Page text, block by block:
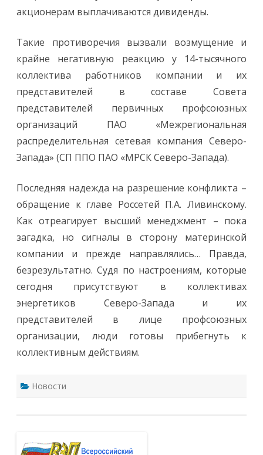
акционерам выплачиваются дивиденды.
Такие противоречия вызвали возмущение и
крайне негативную реакцию у 14-тысячного
коллектива работников компании и их
представителей в составе Совета
представителей первичных профсоюзных
организаций ПАО «Межрегиональная
распределительная сетевая компания Северо-
Запада» (СП ППО ПАО «МРСК Северо-Запада).
Последняя надежда на разрешение конфликта –
обращение к главе Россетей П.А. Ливинскому.
Как отреагирует высший менеджмент – пока
загадка, но сигналы в сторону материнской
компании и прежде направлялись… Правда,
безрезультатно. Судя по настроениям, которые
сегодня присутствуют в коллективах
энергетиков Северо-Запада и их
представителей в лице профсоюзных
организации, люди готовы прибегнуть к
коллективным действиям.
Новости